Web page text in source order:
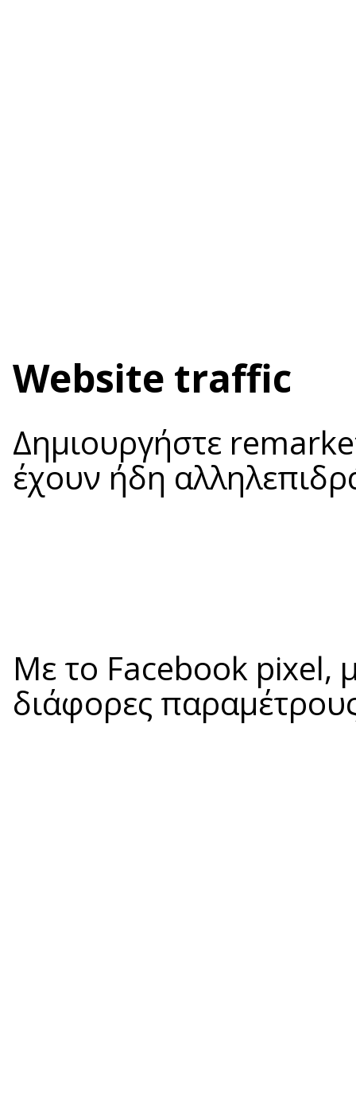
Website traffic
Δημιουργήστε
έχουν ήδη
Με το Facebook pixel,
διάφορες